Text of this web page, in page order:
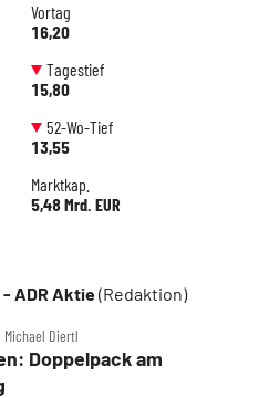
Vortag
16,20
Tagestief
15,80
52-Wo-Tief
13,55
Marktkap.
5,48 Mrd. EUR
ADR Aktie(Redaktion)
Michael Diertl
Doppelpack am